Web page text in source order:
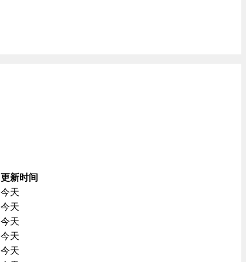
更新时间
今天
今天
今天
今天
今天